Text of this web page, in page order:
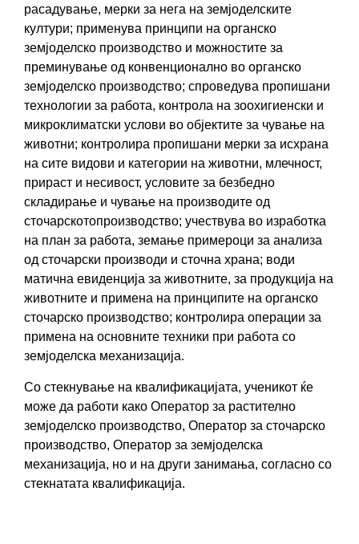
расадување, мерки за нега на земјоделските
култури; применува принципи на органско
земјоделско производство и можностите за
преминување од конвенционално во органско
земјоделско производство; спроведува пропишани
технологии за работа, контрола на зоохигиенски и
микроклиматски услови во објектите за чување на
животни; контролира пропишани мерки за исхрана
на сите видови и категории на животни, млечност,
прираст и несивост, условите за безбедно
складирање и чување на производите од
сточарскотопроизводство; учествува во изработка
на план за работа, земање примероци за анализа
од сточарски производи и сточна храна; води
матична евиденција за животните, за продукција на
животните и примена на принципите на органско
сточарско производство; контролира операции за
примена на основните техники при работа со
земјоделска механизација.
Со стекнување на квалификацијатa, ученикот ќе
може да работи како Оператор за растително
земјоделско производство, Оператор за сточарско
производство, Оператор за земјоделска
механизација, но и на други занимања, согласно со
стекнатата квалификација.